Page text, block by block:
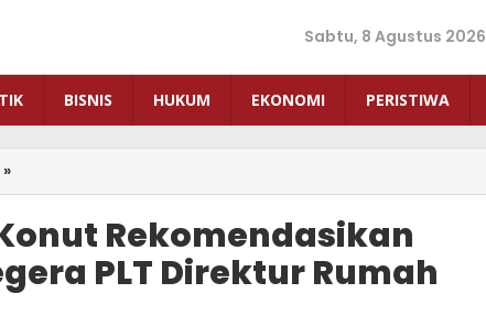
Sabtu, 8 Agustus 2026
BISNIS HUKUM EKONOMI PERISTIWA
»
Komisi
DPRD
Konut
Rekomendasikan
Rekomendasikan
PLT Direktur Rumah